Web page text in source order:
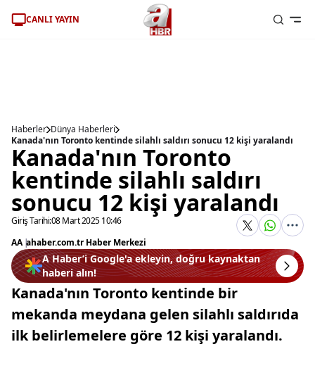
CANLI YAYIN
Haberler Dünya Haberleri
Kanada'nın Toronto kentinde silahlı saldırı sonucu 12 kişi yaralandı
Kanada'nın Toronto
kentinde silahlı saldırı
sonucu 12 kişi yaralandı
Giriş Tarihi:08 Mart 2025 10:46
AA |ahaber.com.tr Haber Merkezi
A Haber’i Google'a ekleyin, doğru kaynaktan
haberi alın!
Kanada'nın Toronto kentinde bir
mekanda meydana gelen silahlı saldırıda
ilk belirlemelere göre 12 kişi yaralandı.